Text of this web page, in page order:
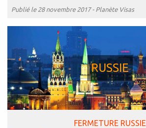
Publié le 28 novembre 2017 - Planète Visas
RUSSIE
FERMETURE RUSSIE